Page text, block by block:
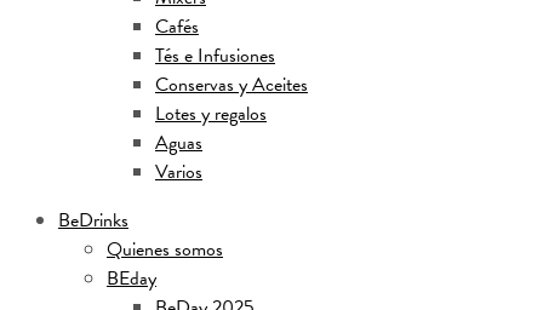
Cafés
Tés e Infusiones
Conservas y Aceites
Lotes y regalos
Aguas
Varios
BeDrinks
Quienes somos
BEday